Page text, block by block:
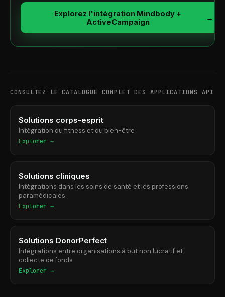
Explorez l'intégration Mindbody +
ActiveCampaign
→
CONSULTEZ LE CATALOGUE COMPLET DES APPLICATIONS API
Solutions corps-esprit
Intégration du fitness et du bien-être
Explorer →
Solutions cliniques
Intégrations dans les soins de santé et les professions
paramédicales
Explorer →
Solutions DonorPerfect
Intégrations entre organisations à but non lucratif et
collecte de fonds
Explorer →